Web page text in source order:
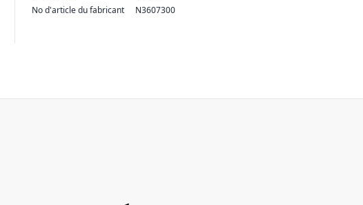
No d'article du fabricant
N3607300